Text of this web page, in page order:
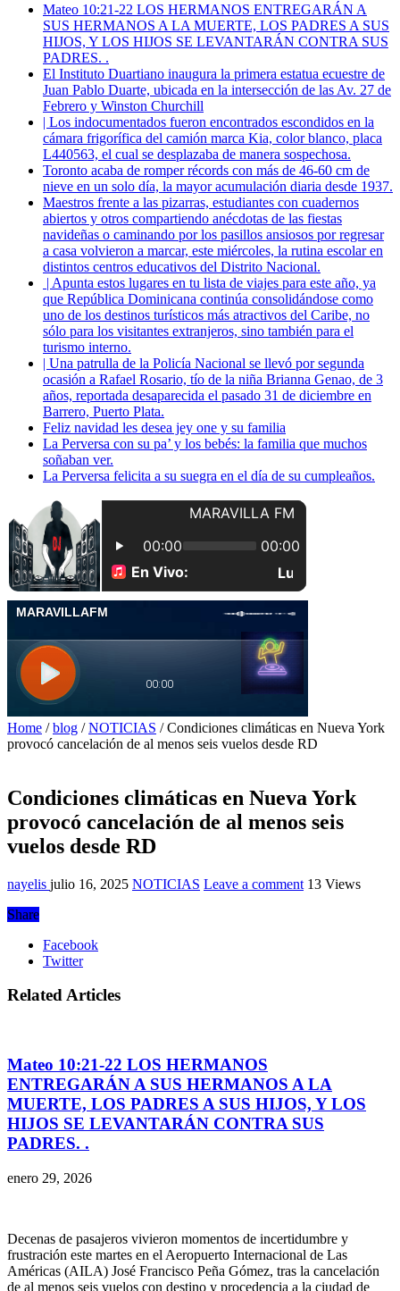
Mateo 10:21-22 LOS HERMANOS ENTREGARÁN A
SUS HERMANOS A LA MUERTE, LOS PADRES A SUS
HIJOS, Y LOS HIJOS SE LEVANTARÁN CONTRA SUS
PADRES. .
El Instituto Duartiano inaugura la primera estatua ecuestre de
Juan Pablo Duarte, ubicada en la intersección de las Av. 27 de
Febrero y Winston Churchill
| Los indocumentados fueron encontrados escondidos en la
cámara frigorífica del camión marca Kia, color blanco, placa
L440563, el cual se desplazaba de manera sospechosa.
Toronto acaba de romper récords con más de 46-60 cm de
nieve en un solo día, la mayor acumulación diaria desde 1937.
Maestros frente a las pizarras, estudiantes con cuadernos
abiertos y otros compartiendo anécdotas de las fiestas
navideñas o caminando por los pasillos ansiosos por regresar
a casa volvieron a marcar, este miércoles, la rutina escolar en
distintos centros educativos del Distrito Nacional.
| Apunta estos lugares en tu lista de viajes para este año, ya
que República Dominicana continúa consolidándose como
uno de los destinos turísticos más atractivos del Caribe, no
sólo para los visitantes extranjeros, sino también para el
turismo interno.
| Una patrulla de la Policía Nacional se llevó por segunda
ocasión a Rafael Rosario, tío de la niña Brianna Genao, de 3
años, reportada desaparecida el pasado 31 de diciembre en
Barrero, Puerto Plata.
Feliz navidad les desea jey one y su familia
La Perversa con su pa’ y los bebés: la familia que muchos
soñaban ver.
La Perversa felicita a su suegra en el día de su cumpleaños.
Home / blog / NOTICIAS / Condiciones climáticas en Nueva York
provocó cancelación de al menos seis vuelos desde RD
Condiciones climáticas en Nueva York
provocó cancelación de al menos seis
vuelos desde RD
nayelis julio 16, 2025 NOTICIAS Leave a comment 13 Views
Share
Facebook
Twitter
Related Articles
Mateo 10:21-22 LOS HERMANOS
ENTREGARÁN A SUS HERMANOS A LA
MUERTE, LOS PADRES A SUS HIJOS, Y LOS
HIJOS SE LEVANTARÁN CONTRA SUS
PADRES. .
enero 29, 2026
Decenas de pasajeros vivieron momentos de incertidumbre y
frustración este martes en el Aeropuerto Internacional de Las
Américas (AILA) José Francisco Peña Gómez, tras la cancelación
de al menos seis vuelos con destino y procedencia a la ciudad de